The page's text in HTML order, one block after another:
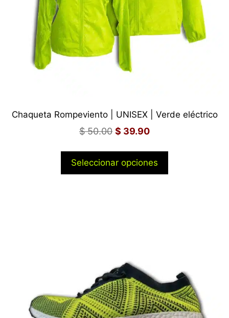
Chaqueta Rompeviento | UNISEX | Verde eléctrico
$50.00 $ 39.90
Seleccionar opciones